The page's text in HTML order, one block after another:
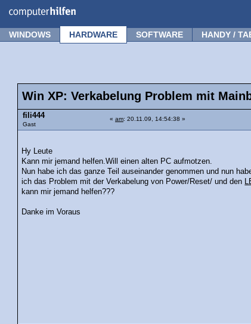
WINDOWS HARDWARE SOFTWARE HANDY /
Win XP: Verkabelung Problem mit
fili444
Gast
« am: 20.11.09, 14:54:38 »
Hy Leute
Kann mir jemand helfen.Will einen alten PC aufmotzen.
Nun habe ich das ganze Teil auseinander genommen und nun
ich das Problem mit der Verkabelung von Power/Reset/ und den
kann mir jemand helfen???
Danke im Voraus